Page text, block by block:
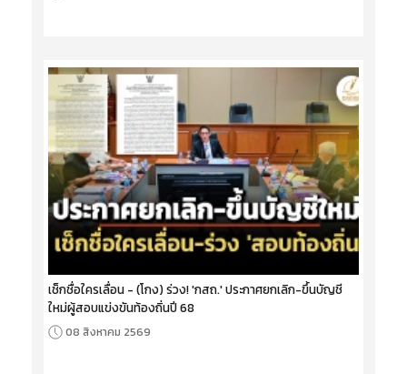
เช็กชื่อใครเลื่อน - (โกง) ร่วง! 'กสถ.' ประกาศยกเลิก-ขึ้นบัญชี
ใหม่ผู้สอบแข่งขันท้องถิ่นปี 68
08 สิงหาคม 2569